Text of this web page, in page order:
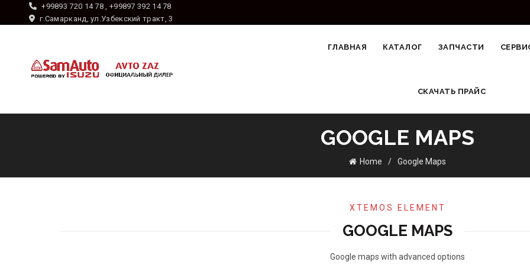
+99893 720 14 78 , +99897 392 14 78
г.Самарканд, ул.Узбекский тракт, 3
ГЛАВНАЯ КАТАЛОГ ЗАПЧАСТИ
СКАЧАТЬ ПРАЙС
GOOGLE MAPS
Home Google Maps
XTEMOS ELEMENT
GOOGLE MAPS
Google maps with advanced options